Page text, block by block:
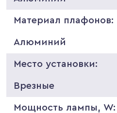
Материал плафонов:
Алюминий
Место установки:
Врезные
Мощность лампы, W: